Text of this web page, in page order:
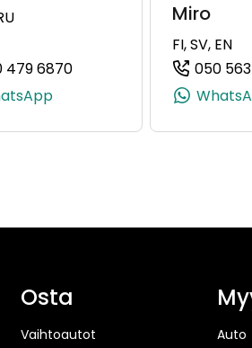
+358 50 562 3184)
479 6870
(+358504796870,
Miro
FI, SV, EN
050 563
Osta
Vaihtoautot
Auto